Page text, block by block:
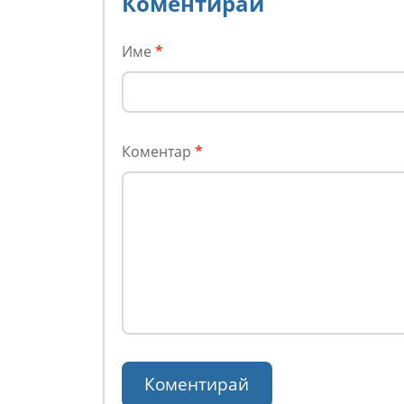
Име *
Коментар *